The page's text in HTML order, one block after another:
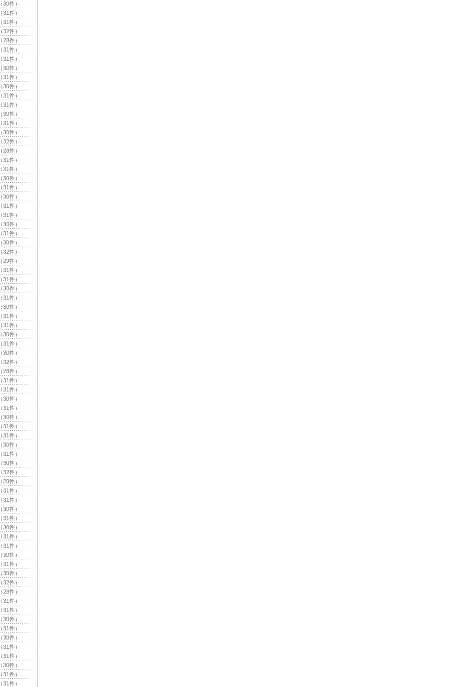
（30件）
（31件）
（31件）
（32件）
（28件）
（31件）
（31件）
（30件）
（31件）
（30件）
（31件）
（31件）
（30件）
（31件）
（30件）
（32件）
（28件）
（31件）
（31件）
（30件）
（31件）
（30件）
（31件）
（31件）
（30件）
（31件）
（30件）
（32件）
（29件）
（31件）
（31件）
（30件）
（31件）
（30件）
（31件）
（31件）
（30件）
（31件）
（30件）
（32件）
（28件）
（31件）
（31件）
（30件）
（31件）
（30件）
（31件）
（31件）
（30件）
（31件）
（30件）
（32件）
（28件）
（31件）
（31件）
（30件）
（31件）
（30件）
（31件）
（31件）
（30件）
（31件）
（30件）
（32件）
（28件）
（31件）
（31件）
（30件）
（31件）
（30件）
（31件）
（31件）
（30件）
（31件）
（31件）